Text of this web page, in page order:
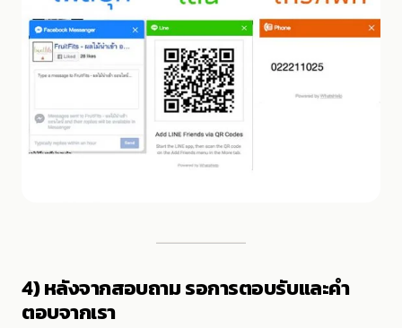
4) หลังจากสอบถาม รอการตอบรับและคำ
ตอบจากเรา